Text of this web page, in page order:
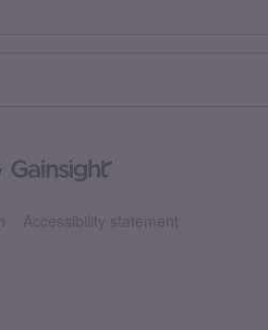
Accessibility statement